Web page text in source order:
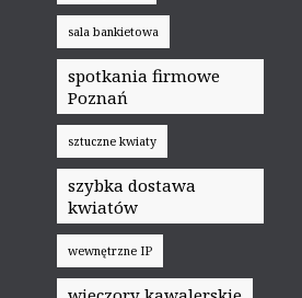
sala bankietowa
spotkania firmowe
Poznań
sztuczne kwiaty
szybka dostawa
kwiatów
wewnętrzne IP